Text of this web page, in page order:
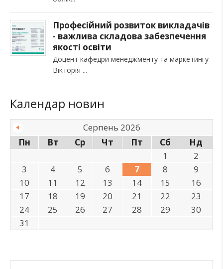
Професійний розвиток викладачів
- важлива складова забезпечення
якості освіти
Доцент кафедри менеджменту та маркетингу
Вікторія
Календар новин
Серпень 2026
Пн
Вт Ср Чт Пт Сб
Нд
1
2
3
4 5 6 7 8
9
10
11 12 13 14 15
16
17
18 19 20 21 22
23
24
25 26 27 28 29
30
31